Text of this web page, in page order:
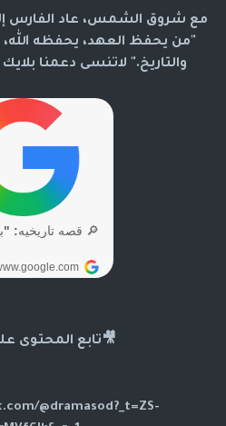
مع شروق الشمس، عاد الفارس
"من يحفظ العهد، يحفظه
والتاريخ." لاتنسى دعمنا
🎥تابع المحتوى
@dramasod?_t=ZS-